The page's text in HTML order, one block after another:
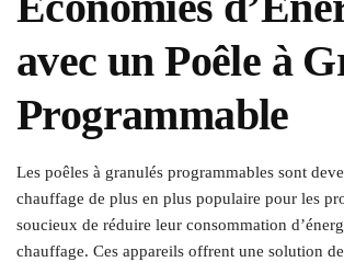
avec un Poêle à
Programmable
Les poêles à granulés programmables sont
chauffage de plus en plus populaire pour les
soucieux de réduire leur consommation
chauffage. Ces appareils offrent une solution